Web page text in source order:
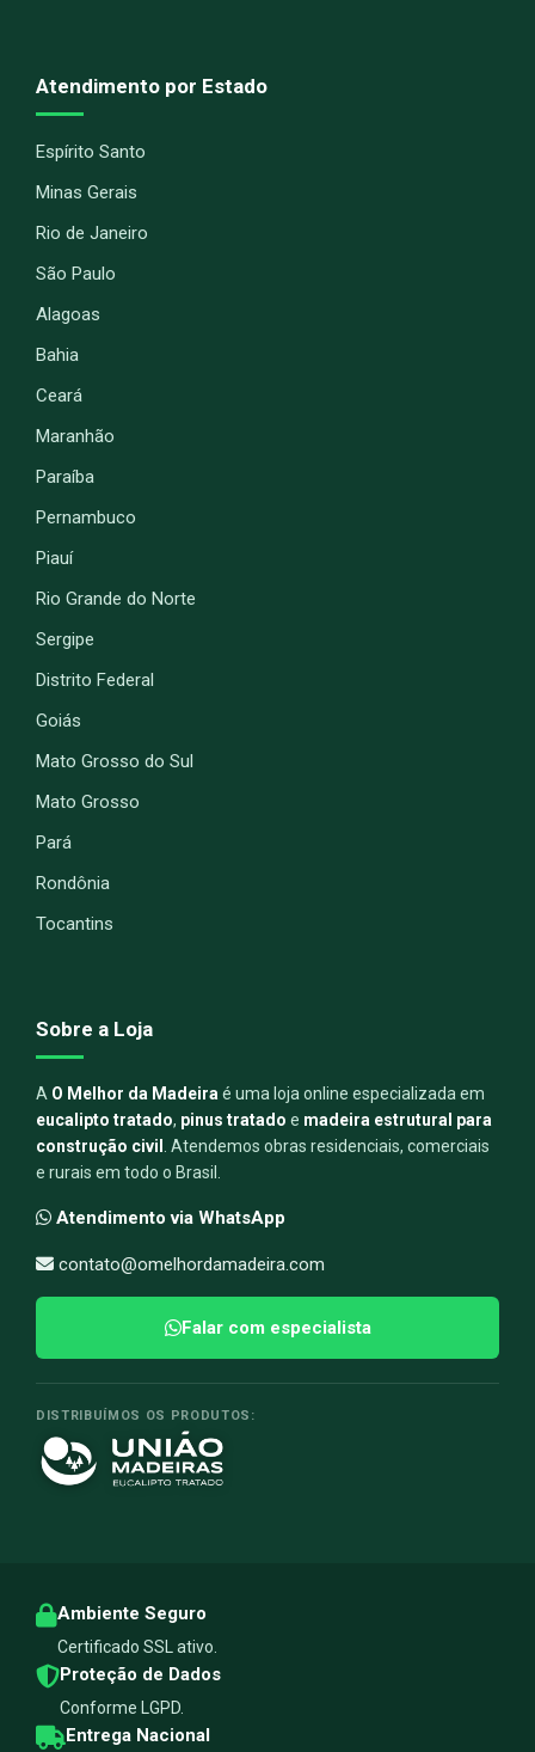
Atendimento por Estado
Espírito Santo
Minas Gerais
Rio de Janeiro
São Paulo
Alagoas
Bahia
Ceará
Maranhão
Paraíba
Pernambuco
Piauí
Rio Grande do Norte
Sergipe
Distrito Federal
Goiás
Mato Grosso do Sul
Mato Grosso
Pará
Rondônia
Tocantins
Sobre a Loja
A O Melhor da Madeira é uma loja online especializada em
eucalipto tratado, pinus tratado e madeira estrutural para
construção civil . Atendemos obras residenciais, comerciais
e rurais em todo o Brasil.
Atendimento via WhatsApp
contato@omelhordamadeira.com
Falar com especialista
DISTRIBUÍMOS OS PRODUTOS:
Ambiente Seguro
Certificado SSL ativo.
Proteção de Dados
Conforme LGPD.
Entrega Nacional